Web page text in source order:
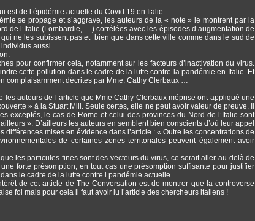
est de l’épidémie actuelle du Covid 19 en Italie.
se propage et s’aggrave, les auteurs de la « note » le montrent par la
de l’Italie (Lombardie, …) corrélées avec les épisodes d’augmentation de
ne les subissent pas et bien que dans cette ville comme dans le sud de
individus aussi.
pour confirmer cela, notamment sur les facteurs d’inactivation du virus.
cette pollution dans le cadre de la lutte contre la pandémie en Italie. Et
complaisamment décrites par Mme. Cathy Clerbaux …
auteurs de l’article que Mme Cathy Clerbaux méprise ont appliqué une
» à la Stuart Mill. Seule certes, elle ne peut avoir valeur de preuve. Il
exceptés, le cas de Rome et celui des provinces du Nord de l’Italie sont
». D’ailleurs les auteurs en semblent bien conscients d’où leur appel
mises en évidence dans l’article : « Outre les concentrations de
de certaines zones territoriales peuvent également avoir
les particules fines sont des vecteurs du virus, ce serait aller au-delà de
forte présomption, en tout cas une présomption suffisante pour justifier
le cadre de la lutte contre l pandémie actuelle.
de cet article de The Conversation est de montrer que la controverse
foi mais pour cela il faut avoir lu l’article des chercheurs italiens !